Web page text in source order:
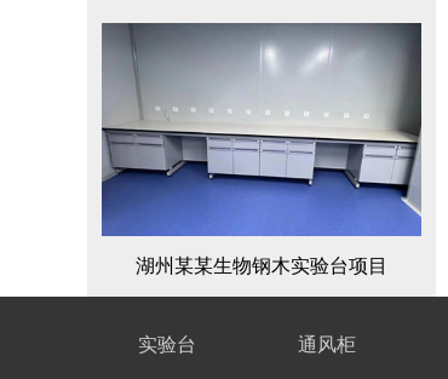
湖州某某生物钢木实验台项目
实验台 通风柜